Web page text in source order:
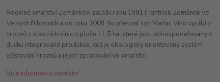
Rodinné vinařství Zemánkovi založil roku 1991 František Zemánek ve
Velkých Bílovicích a od roku 2009 ho převzal syn Martin. Víno vyrábí z
hroznů z vlastních vinic o ploše 11,5 ha, které jsou obhospodařovány v
duchu integrované produkce, což je ekologicky orientovaný systém
pěstování hroznů a jejich zpracování ve vinařství.
Více informací o vinařství